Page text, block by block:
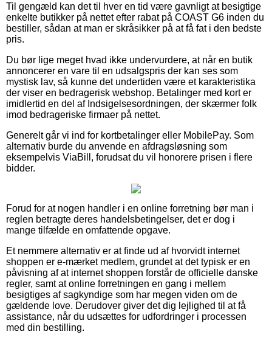
Til gengæld kan det til hver en tid være gavnligt at besigtige
enkelte butikker på nettet efter rabat på COAST G6 inden du
bestiller, sådan at man er skråsikker på at få fat i den bedste
pris.
Du bør lige meget hvad ikke undervurdere, at når en butik
annoncerer en vare til en udsalgspris der kan ses som
mystisk lav, så kunne det undertiden være et karakteristika
der viser en bedragerisk webshop. Betalinger med kort er
imidlertid en del af Indsigelsesordningen, der skærmer folk
imod bedrageriske firmaer på nettet.
Generelt går vi ind for kortbetalinger eller MobilePay. Som
alternativ burde du anvende en afdragsløsning som
eksempelvis ViaBill, forudsat du vil honorere prisen i flere
bidder.
Forud for at nogen handler i en online forretning bør man i
reglen betragte deres handelsbetingelser, det er dog i
mange tilfælde en omfattende opgave.
Et nemmere alternativ er at finde ud af hvorvidt internet
shoppen er e-mærket medlem, grundet at det typisk er en
påvisning af at internet shoppen forstår de officielle danske
regler, samt at online forretningen en gang i mellem
besigtiges af sagkyndige som har megen viden om de
gældende love. Derudover giver det dig lejlighed til at få
assistance, når du udsættes for udfordringer i processen
med din bestilling.